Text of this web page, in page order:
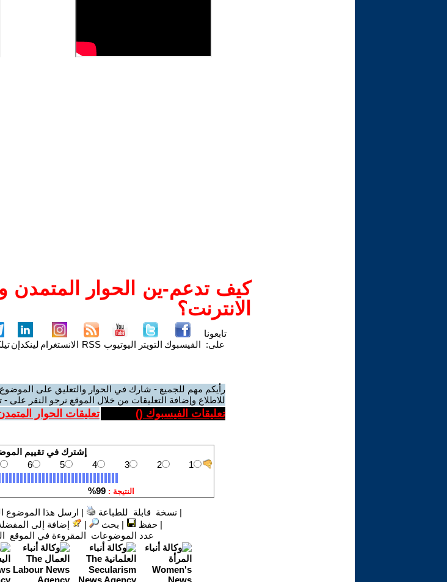
كيف تدعم-ين الحوار المتمدن
الانترنت؟
تابعونا
على: الفيسبوك التويتر اليوتيوب RSS الانستغرام لينكدإن
رأيكم مهم للجميع - شارك في الحوار والتعليق على الموضوع
للاطلاع وإضافة التعليقات من خلال الموقع نرجو النقر على -
تعليقات الفيسبوك () تعليقات الحوار
| نسخة قابلة للطباعة | ارسل هذا
|حفظ | بحث | إضافة إلى
عدد الموضوعات المقروءة في الموقع